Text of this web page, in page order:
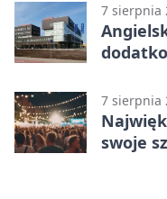
7 sierpnia
7 sierpnia
swoje